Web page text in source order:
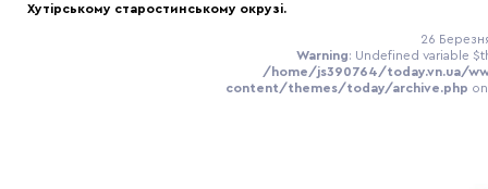
Хутірському старостинському окрузі.
26
Warning: Undefined variable
/home/js390764/today.vn.ua/
content/themes/today/archive.php